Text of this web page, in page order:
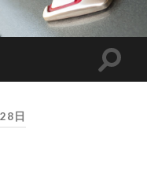
Toggle
日